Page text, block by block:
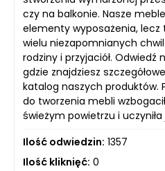
czy na balkonie. Nasze
elementy wyposażenia, lecz
wielu niezapomnianych
rodziny i przyjaciół.
gdzie znajdziesz
katalog naszych produktów.
do tworzenia mebli
świeżym powietrzu i
Ilość odwiedzin: 1357
Ilość kliknięć: 0